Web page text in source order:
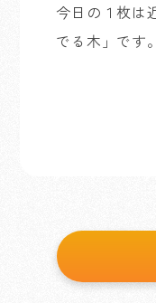
今日の１枚は
でる木」です。